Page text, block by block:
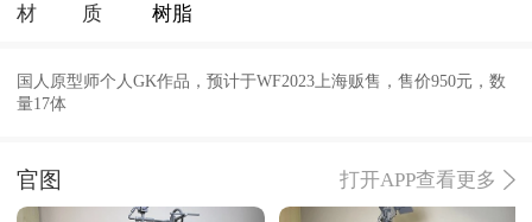
材质
树脂
国人原型师个人GK作品，预计于WF2023上海贩售，售价950元，数
量17体
官图 打开APP查看更多